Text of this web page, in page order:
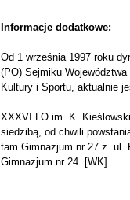
Informacje dodatkowe:
Od 1 września 1997 roku
(PO) Sejmiku
Kultury i Sportu, aktualnie
XXXVI LO im. K.
siedzibą, od chwili
tam Gimnazjum nr 27 z ul.
Gimnazjum nr 24. [WK]